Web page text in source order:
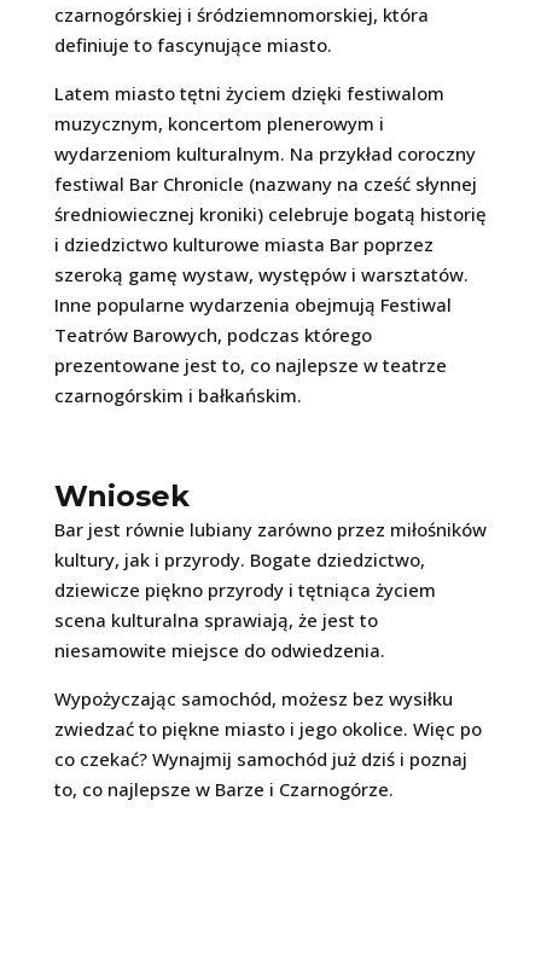
czarnogórskiej i śródziemnomorskiej, która
definiuje to fascynujące miasto.
Latem miasto tętni życiem dzięki festiwalom
muzycznym, koncertom plenerowym i
wydarzeniom kulturalnym. Na przykład coroczny
festiwal Bar Chronicle (nazwany na cześć słynnej
średniowiecznej kroniki) celebruje bogatą historię
i dziedzictwo kulturowe miasta Bar poprzez
szeroką gamę wystaw, występów i warsztatów.
Inne popularne wydarzenia obejmują Festiwal
Teatrów Barowych, podczas którego
prezentowane jest to, co najlepsze w teatrze
czarnogórskim i bałkańskim.
Wniosek
Bar jest równie lubiany zarówno przez miłośników
kultury, jak i przyrody. Bogate dziedzictwo,
dziewicze piękno przyrody i tętniąca życiem
scena kulturalna sprawiają, że jest to
niesamowite miejsce do odwiedzenia.
Wypożyczając samochód, możesz bez wysiłku
zwiedzać to piękne miasto i jego okolice. Więc po
co czekać? Wynajmij samochód już dziś i poznaj
to, co najlepsze w Barze i Czarnogórze.